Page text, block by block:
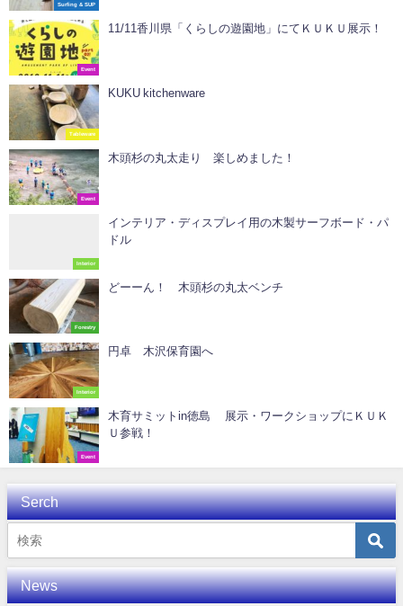
Surfing & SUP
Event
11/11香川県「くらしの遊園地」にてＫＵＫＵ展示！
Tableware
KUKU kitchenware
Event
木頭杉の丸太走り 楽しめました！
Interior
インテリア・ディスプレイ用の木製サーフボード・パ
ドル
Forestry
どーーん！ 木頭杉の丸太ベンチ
Interior
円卓 木沢保育園へ
Event
木育サミットin徳島 展示・ワークショップにＫＵＫ
Ｕ参戦！
Serch
News